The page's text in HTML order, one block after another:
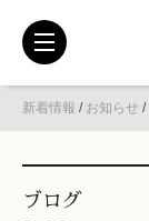
toggle
navigation
新着情報 / お知らせ /
ブログ